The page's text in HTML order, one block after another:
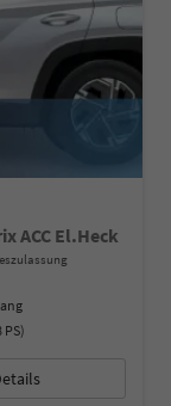
ACC El.Heck
PS)